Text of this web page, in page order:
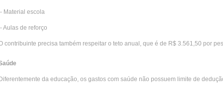
Material escola
Aulas de reforço
contribuinte precisa também respeitar o teto anual, que é de R$ 3.561,50 por
da educação, os gastos com saúde não possuem limite de